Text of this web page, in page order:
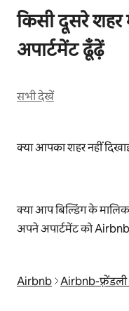
किसी दूसरे
अपार्टमेंट ढूँढ़ें
सभी देखें
क्या आपका शहर नहीं
क्या आप बिल्डिंग के
अपने अपार्टमेंट को
Airbnb Airbnb-फ़्रेंडली